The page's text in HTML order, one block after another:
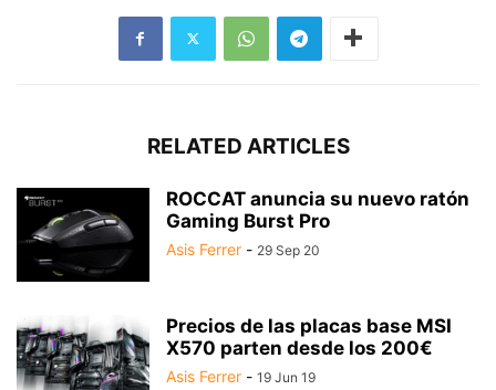
RELATED ARTICLES
ROCCAT anuncia su nuevo ratón
Gaming Burst Pro
Asis Ferrer - 29 Sep 20
Precios de las placas base MSI
X570 parten desde los 200€
Asis Ferrer - 19 Jun 19